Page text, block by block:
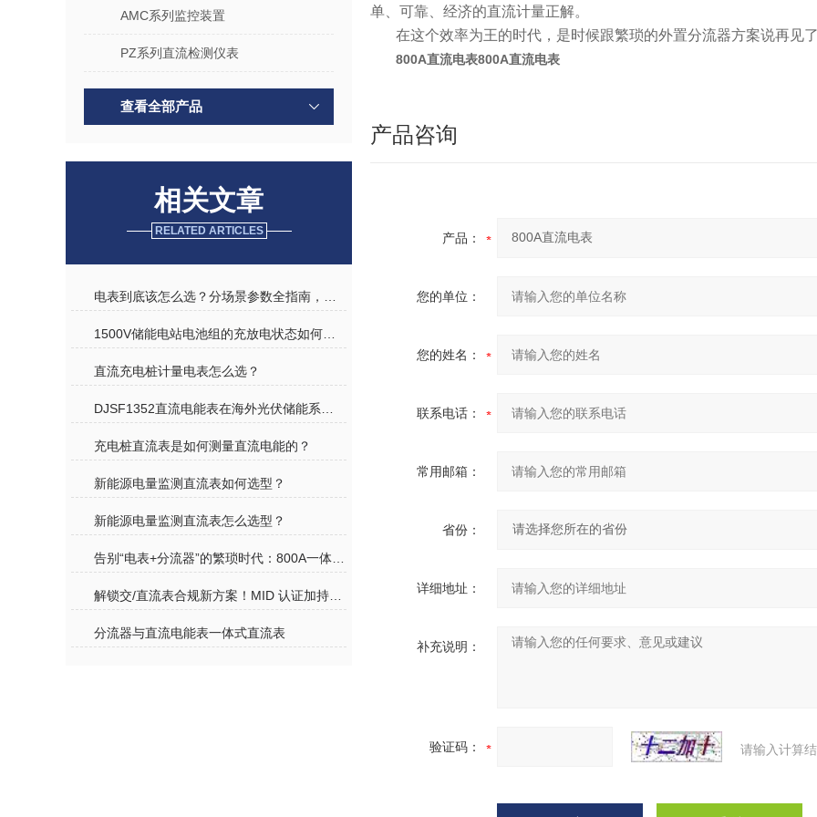
AMC系列监控装置
PZ系列直流检测仪表
查看全部产品
相关文章
RELATED ARTICLES
直流充电桩计量电表怎么选？
充电桩直流表是如何测量直流电能的？
新能源电量监测直流表如何选型？
新能源电量监测直流表怎么选型？
分流器与直流电能表一体式直流表
单、可靠、经济的直流计量正解。
在这个效率为王的时代，是时候跟繁琐的外置分流器方案说再见
800A直流电表800A直流电表
产品咨询
产品：
您的单位：
您的姓名：
联系电话：
常用邮箱：
省份：
详细地址：
补充说明：
验证码： 请输入计算